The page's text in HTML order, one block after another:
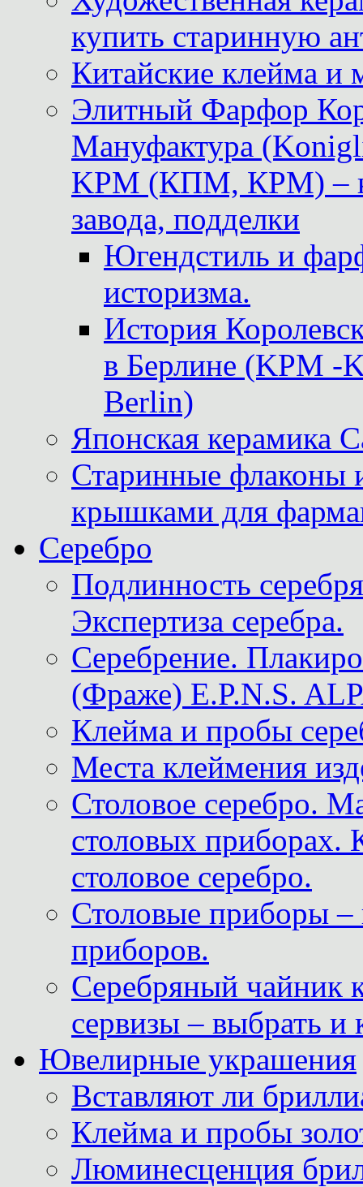
купить старинную
Китайские клейма и
Элитный Фарфор
Мануфактура
KPM (КПМ, КРМ) –
завода, подделки
Югендстиль и
историзма.
История
в Берлине (KPM -
Berlin)
Японская керамика
Старинные флаконы
крышками для
Серебро
Подлинность
Экспертиза серебра.
Серебрение.
(Фраже) E.P.N.S.
Клейма и пробы
Места клеймения
Столовое серебро.
столовых приборах.
столовое серебро.
Столовые приборы –
приборов.
Серебряный чайник
сервизы – выбрать и
Ювелирные украшения
Вставляют ли
Клейма и пробы
Люминесценция